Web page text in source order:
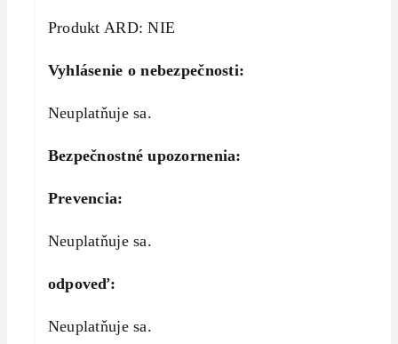
Produkt ARD: NIE
Vyhlásenie o nebezpečnosti:
Neuplatňuje sa.
Bezpečnostné upozornenia:
Prevencia:
Neuplatňuje sa.
odpoveď:
Neuplatňuje sa.